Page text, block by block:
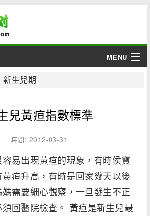
MENU
新生兒期
兒黃疸指數標準
時間: 2012-03-31
易出現黃疸的現象，有時侯寶
疸升高，有時是回家幾天以後
需要細心觀察，一旦發生不正
回醫院檢查。 黃疸是新生兒最